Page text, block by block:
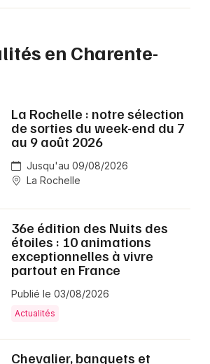
en Charente-
La Rochelle : notre sélection
de sorties du week-end du 7
au 9 août 2026
Jusqu'au 09/08/2026
La Rochelle
36e édition des Nuits des
étoiles : 10 animations
exceptionnelles à vivre
partout en France
Publié le 03/08/2026
Actualités
Chevalier, banquets et